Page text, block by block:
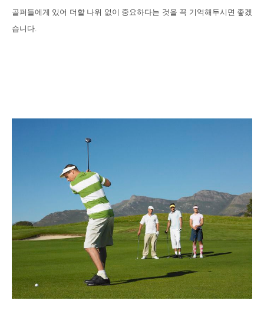
골퍼들에게 있어 더할 나위 없이 중요하다는 것을 꼭 기억해두시면 좋겠
습니다.